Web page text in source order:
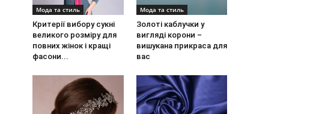
Мода та стиль
Критерії вибору сукні
великого розміру для
повних жінок і кращі
фасони...
Мода та стиль
Золоті каблучки у
вигляді корони –
вишукана прикраса для
вас